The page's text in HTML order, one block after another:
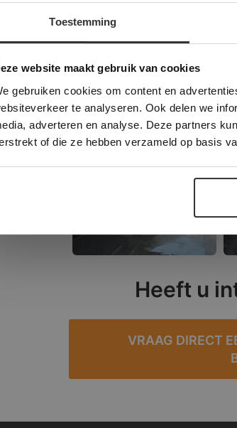
Toestemming
website maakt gebruik van cookies
gebruiken cookies om content en
te analyseren. Ook delen we
adverteren en analyse. Deze partners
of die ze hebben verzameld op basis
Heeft u
VRAAG DIRECT
Deze
Deze website gebruikt cookies om
onze website geeft u
ALLES